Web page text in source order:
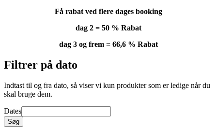
Få rabat ved flere dages booking
dag 2 = 50 % Rabat
dag 3 og frem = 66,6 % Rabat
Filtrer på dato
Indtast til og fra dato, så viser vi kun produkter som er ledige når du
skal bruge dem.
Dates
Søg